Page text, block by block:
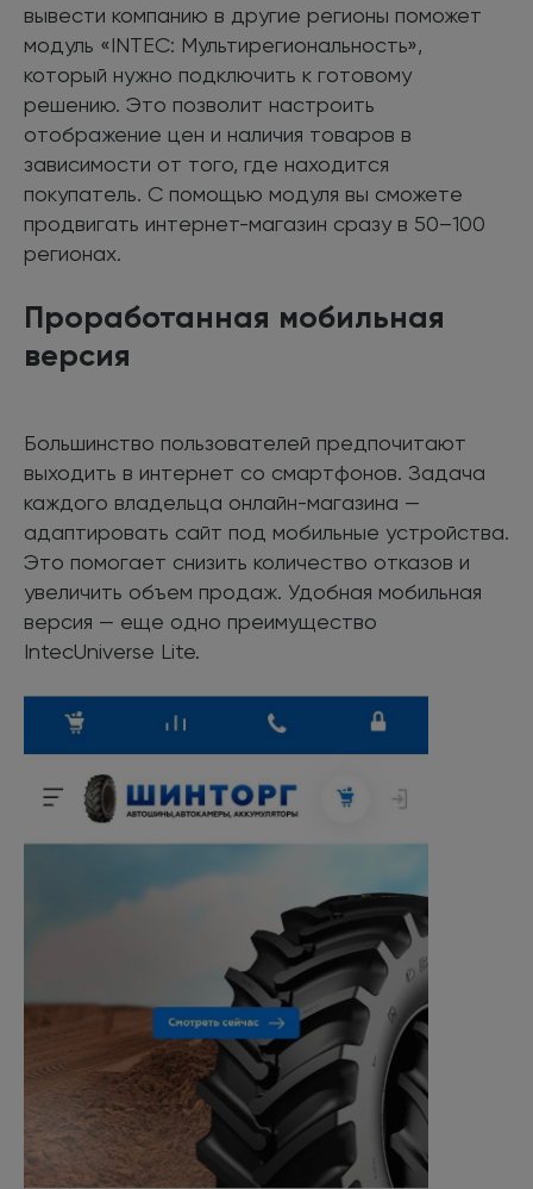
вывести компанию в другие регионы поможет
модуль «INTEC: Мультирегиональность»,
который нужно подключить к готовому
решению. Это позволит настроить
отображение цен и наличия товаров в
зависимости от того, где находится
покупатель. С помощью модуля вы сможете
продвигать интернет-магазин сразу в 50–100
регионах.
Проработанная мобильная
версия
Большинство пользователей предпочитают
выходить в интернет со смартфонов. Задача
каждого владельца онлайн-магазина —
адаптировать сайт под мобильные устройства.
Это помогает снизить количество отказов и
увеличить объем продаж. Удобная мобильная
версия — еще одно преимущество
IntecUniverse Lite.